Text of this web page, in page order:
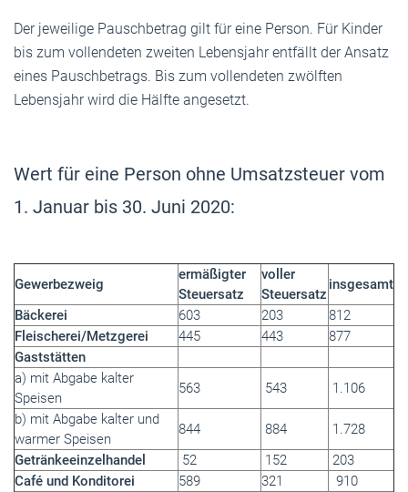
Der jeweilige Pauschbetrag gilt für eine Person. Für Kinder
bis zum vollendeten zweiten Lebensjahr entfällt der Ansatz
eines Pauschbetrags. Bis zum vollendeten zwölften
Lebensjahr wird die Hälfte angesetzt.
Wert für eine Person ohne Umsatzsteuer vom
1. Januar bis 30. Juni 2020:
Gewerbezweig
ermäßigter
Steuersatz
voller
Steuersatz
insgesamt
Bäckerei
603 203
812
Fleischerei/Metzgerei
445 443
877
Gaststätten
a) mit Abgabe kalter
Speisen
563 543
1.106
b) mit Abgabe kalter und
warmer Speisen
844 884
1.728
Getränkeeinzelhandel
52 152
203
Café und Konditorei
589 321
910